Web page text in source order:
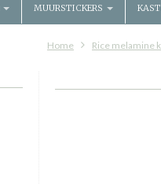
MUURSTICKERS
Home Rice melamine